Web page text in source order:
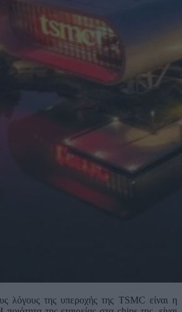
λόγους της υπεροχής της TSMC είναι η